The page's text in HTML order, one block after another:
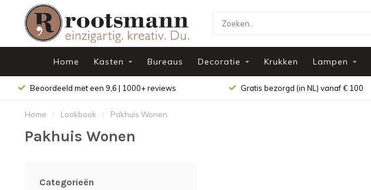
Home Kasten Bureaus Decoratie Krukken Lampen
Beoordeeld met een 9,6 | 1000+ reviews Gratis bezorgd (in NL) vanaf € 100
Home / Lookbook / Pakhuis Wonen
Pakhuis Wonen
Categorieën